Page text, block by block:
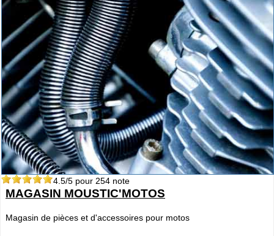
4.5/5 pour 254 note
MAGASIN MOUSTIC'MOTOS
Magasin de pièces et d'accessoires pour motos